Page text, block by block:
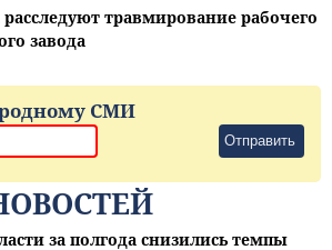
травмирование рабочего
завода
СМИ
Отправить
за полгода снизились темпы